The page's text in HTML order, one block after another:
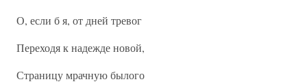
О, если б я, от дней тревог
Переходя к надежде новой,
Страницу мрачную былого